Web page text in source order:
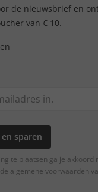
de nieuwsbrief en
van € 10.
sparen
te plaatsen ga je akkoord
algemene voorwaarden